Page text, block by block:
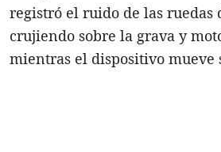
registró el ruido de las ruedas
crujiendo sobre la grava y
mientras el dispositivo mueve